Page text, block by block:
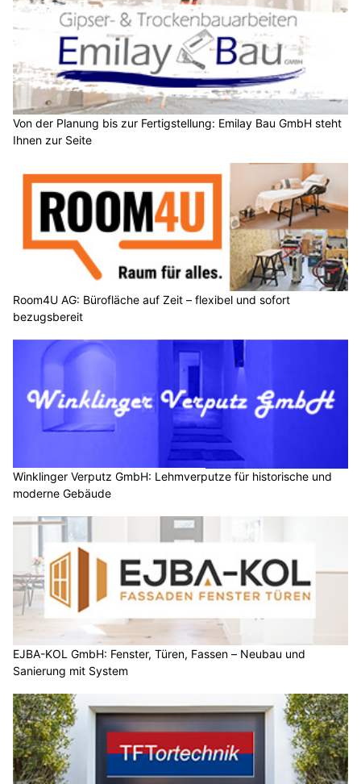
Von der Planung bis zur Fertigstellung: Emilay Bau GmbH steht
Ihnen zur Seite
Room4U AG: Bürofläche auf Zeit – flexibel und sofort
bezugsbereit
Winklinger Verputz GmbH: Lehmverputze für historische und
moderne Gebäude
EJBA-KOL GmbH: Fenster, Türen, Fassen – Neubau und
Sanierung mit System